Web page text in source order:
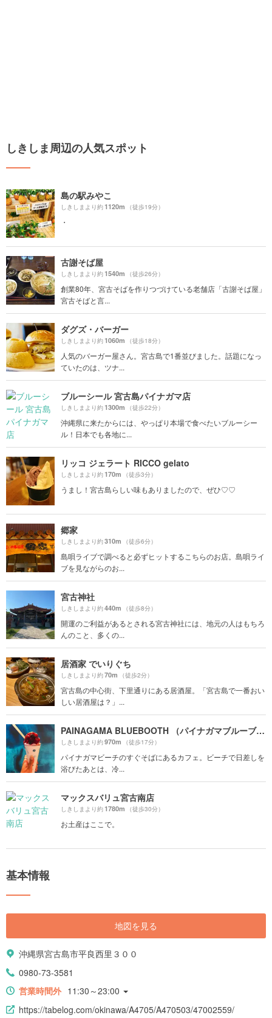
しきしま周辺の人気スポット
島の駅みやこ
しきしまより約1120m （徒歩19分）
・
古謝そば屋
しきしまより約1540m （徒歩26分）
創業80年、宮古そばを作りつづけている老舗店「古謝そば屋」
宮古そばと言...
ダグズ・バーガー
しきしまより約1060m （徒歩18分）
人気のバーガー屋さん。宮古島で1番並びました。話題になっ
ていたのは、ツナ...
ブルーシール 宮古島パイナガマ店
しきしまより約1300m （徒歩22分）
沖縄県に来たからには、やっぱり本場で食べたいブルーシー
ル！日本でも各地に...
リッコ ジェラート RICCO gelato
しきしまより約170m （徒歩3分）
うまし！宮古島らしい味もありましたので、ぜひ♡♡
郷家
しきしまより約310m （徒歩6分）
島唄ライブで調べると必ずヒットするこちらのお店。島唄ライ
ブを見ながらのお...
宮古神社
しきしまより約440m （徒歩8分）
開運のご利益があるとされる宮古神社には、地元の人はもちろ
んのこと、多くの...
居酒家 でいりぐち
しきしまより約70m （徒歩2分）
宮古島の中心街、下里通りにある居酒屋。「宮古島で一番おい
しい居酒屋は？」...
PAINAGAMA BLUEBOOTH （パイナガマブルーブース）
しきしまより約970m （徒歩17分）
パイナガマビーチのすぐそばにあるカフェ。ビーチで日差しを
浴びたあとは、冷...
マックスバリュ宮古南店
しきしまより約1780m （徒歩30分）
お土産はここで。
基本情報
地図を見る
沖縄県宮古島市平良西里３００
0980-73-3581
営業時間外 11:30～23:00
https://tabelog.com/okinawa/A4705/A470503/47002559/